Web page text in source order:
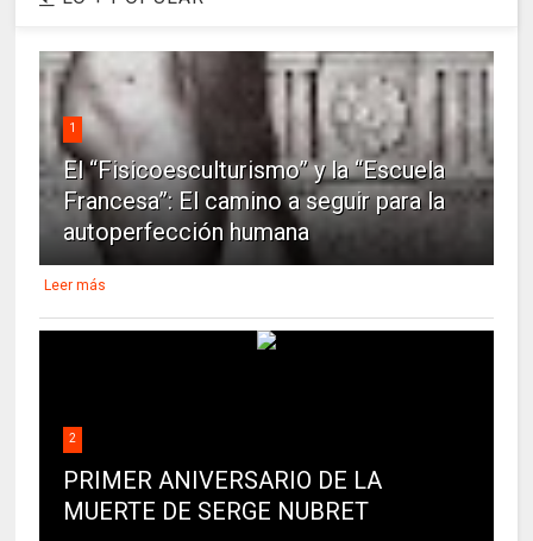
1
El “Fisicoesculturismo” y la “Escuela
Francesa”: El camino a seguir para la
autoperfección humana
Leer más
2
PRIMER ANIVERSARIO DE LA
MUERTE DE SERGE NUBRET